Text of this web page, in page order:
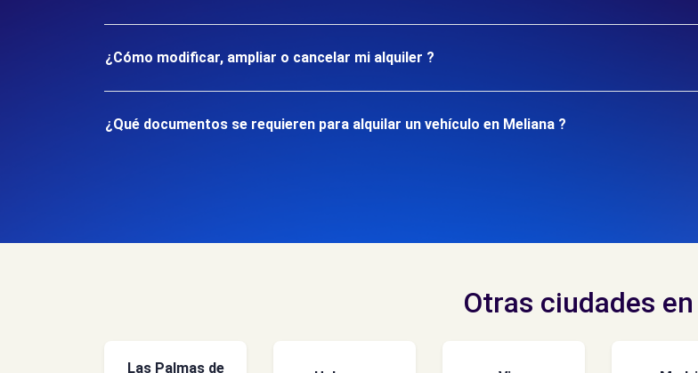
¿Cómo modificar, ampliar o cancelar mi alquiler ?
¿Qué documentos se requieren para alquilar un vehículo en Meliana ?
Otras ciudades en
Las Palmas de